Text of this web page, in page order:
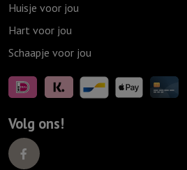
Huisje voor jou
Hart voor jou
Schaapje voor jou
Volg ons!